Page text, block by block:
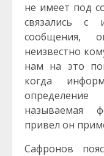
не имеет под
связались с
сообщения,
неизвестно
нам на это
когда
называемая
привел он
Сафронов